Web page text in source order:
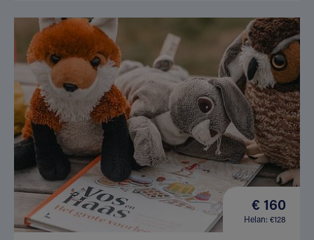
€ 160
Helan: €128